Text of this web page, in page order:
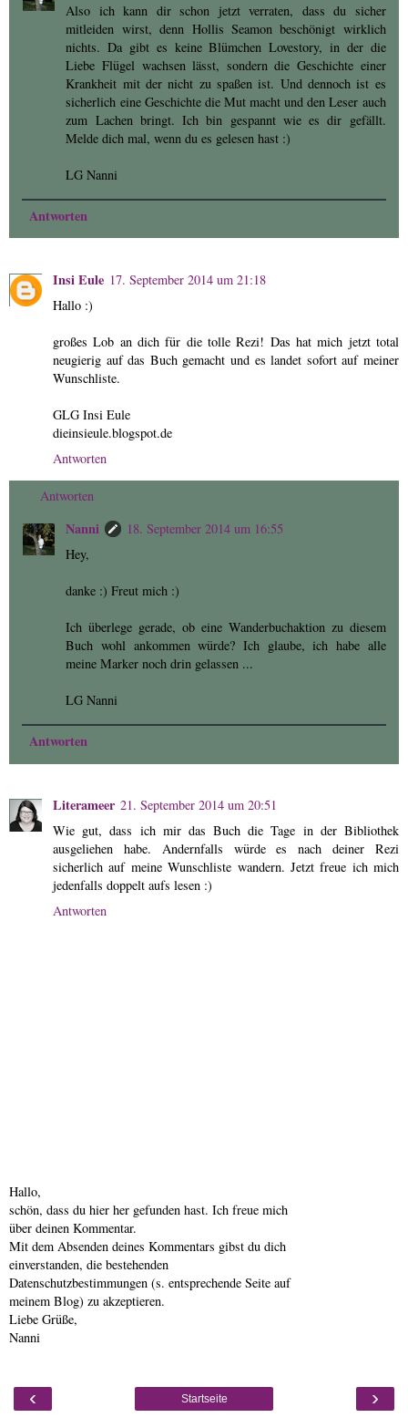
Also ich kann dir schon jetzt verraten, dass du sicher
mitleiden wirst, denn Hollis Seamon beschönigt wirklich
nichts. Da gibt es keine Blümchen Lovestory, in der die
Liebe Flügel wachsen lässt, sondern die Geschichte einer
Krankheit mit der nicht zu spaßen ist. Und dennoch ist es
sicherlich eine Geschichte die Mut macht und den Leser auch
zum Lachen bringt. Ich bin gespannt wie es dir gefällt.
Melde dich mal, wenn du es gelesen hast :)
LG Nanni
Antworten
Insi Eule 17. September 2014 um 21:18
Hallo :)
großes Lob an dich für die tolle Rezi! Das hat mich jetzt total
neugierig auf das Buch gemacht und es landet sofort auf meiner
Wunschliste.
GLG Insi Eule
dieinsieule.blogspot.de
Antworten
Antworten
Nanni
18. September 2014 um 16:55
Hey,
danke :) Freut mich :)
Ich überlege gerade, ob eine Wanderbuchaktion zu diesem
Buch wohl ankommen würde? Ich glaube, ich habe alle
meine Marker noch drin gelassen ...
LG Nanni
Antworten
Literameer 21. September 2014 um 20:51
Wie gut, dass ich mir das Buch die Tage in der Bibliothek
ausgeliehen habe. Andernfalls würde es nach deiner Rezi
sicherlich auf meine Wunschliste wandern. Jetzt freue ich mich
jedenfalls doppelt aufs lesen :)
Antworten
Hallo,
schön, dass du hier her gefunden hast. Ich freue mich
über deinen Kommentar.
Mit dem Absenden deines Kommentars gibst du dich
einverstanden, die bestehenden
Datenschutzbestimmungen (s. entsprechende Seite auf
meinem Blog) zu akzeptieren.
Liebe Grüße,
Nanni
‹ ›
Startseite